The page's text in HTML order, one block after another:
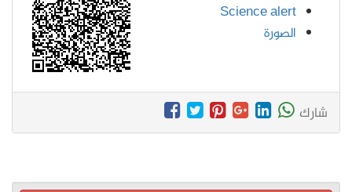
Science alert
الصورة
شارك